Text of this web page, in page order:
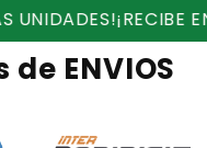
¡RECIBE ENVIO
ENVIOS